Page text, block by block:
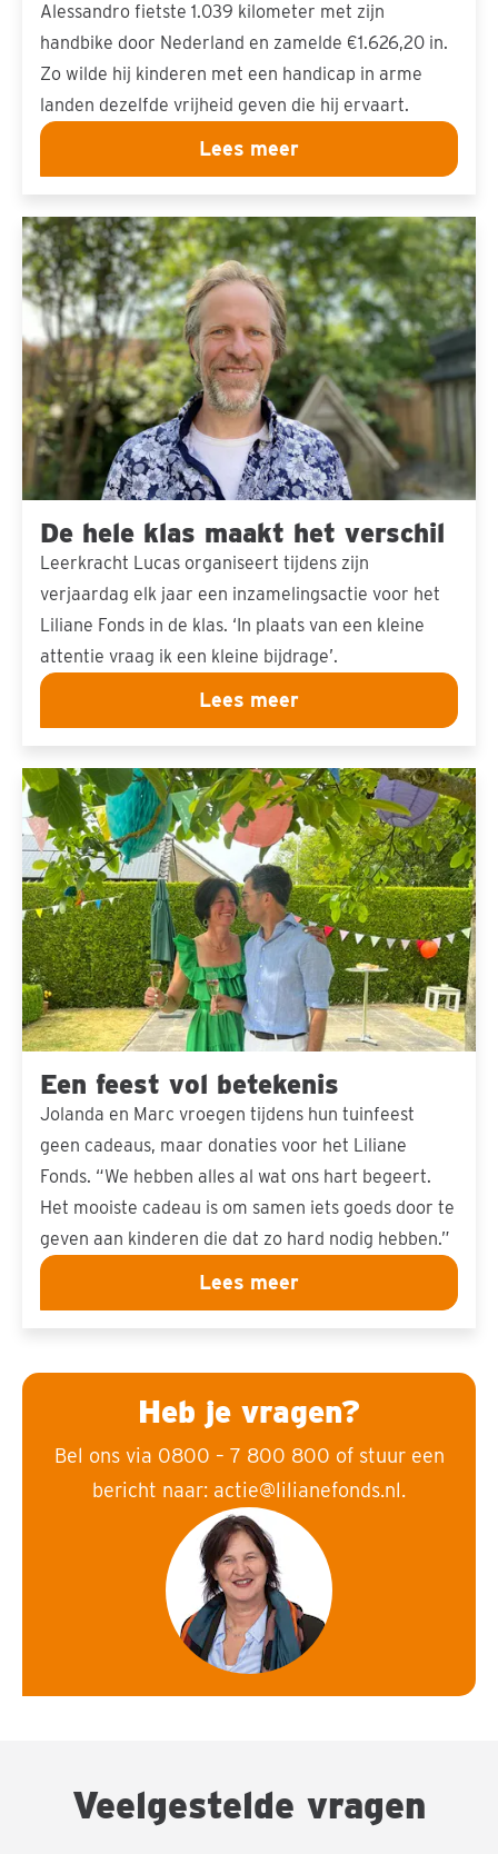
Alessandro fietste 1.039 kilometer met zijn
handbike door Nederland en zamelde €1.626,20 in.
Zo wilde hij kinderen met een handicap in arme
landen dezelfde vrijheid geven die hij ervaart.
Lees meer
De hele klas maakt het verschil
Leerkracht Lucas organiseert tijdens zijn
verjaardag elk jaar een inzamelingsactie voor het
Liliane Fonds in de klas. ‘In plaats van een kleine
attentie vraag ik een kleine bijdrage’.
Lees meer
De
hele
klas
maakt
het
verschil
Een feest vol betekenis
Jolanda en Marc vroegen tijdens hun tuinfeest
geen cadeaus, maar donaties voor het Liliane
Fonds. “We hebben alles al wat ons hart begeert.
Het mooiste cadeau is om samen iets goeds door te
geven aan kinderen die dat zo hard nodig hebben.”
Lees meer
Een
feest
vol
betekenis
Heb je vragen?
Bel ons via 0800 – 7 800 800 of stuur een
bericht naar: actie@lilianefonds.nl.
Veelgestelde vragen